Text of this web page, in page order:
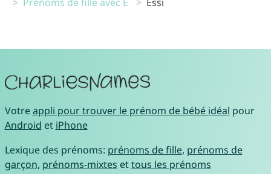
Votreappli pour trouver le prénom de bébé idéal pour
Android et iPhone
Lexique des prénoms: prénoms de fille, prénoms de
garçon, prénoms-mixtes ettous les prénoms